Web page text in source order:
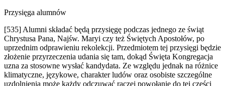
Przysięga alumnów
[535] Alumni składać będą przysięgę podczas jednego ze świąt
Chrystusa Pana, Najśw. Maryi czy też Świętych Apostołów, po
uprzednim odprawieniu rekolekcji. Przedmiotem tej przysięgi będzie
złożenie przyrzeczenia udania się tam, dokąd Święta Kongregacja
uzna za stosowne wysłać kandydata. Ze względu jednak na różnice
klimatyczne, językowe, charakter ludów oraz osobiste szczególne
uzdolnienia może każdy odczuwać raczej powołanie do tej części